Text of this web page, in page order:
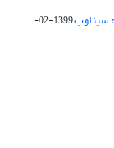
سیناوب
1399-02-